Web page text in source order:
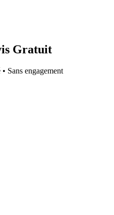
Gratuit
Sans engagement